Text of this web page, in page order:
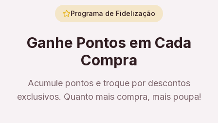
Programa de Fidelização
Ganhe Pontos em Cada
Compra
Acumule pontos e troque por descontos
exclusivos. Quanto mais compra, mais poupa!